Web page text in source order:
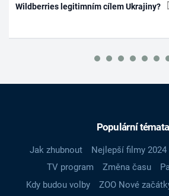
Wildberries legitimním cílem Ukrajiny?
Populární témata
Jak zhubnout Nejlepší filmy 2024
TV program
Změna času
Kdy budou volby
ZOO Nové